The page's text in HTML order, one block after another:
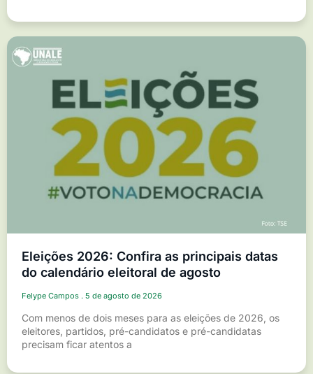
Eleições 2026: Confira as principais datas
do calendário eleitoral de agosto
Felype Campos 5 de agosto de 2026
Com menos de dois meses para as eleições de 2026, os
eleitores, partidos, pré-candidatos e pré-candidatas
precisam ficar atentos a